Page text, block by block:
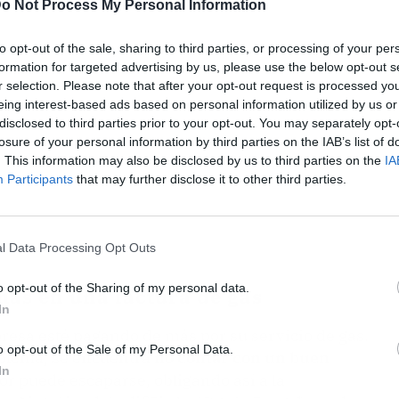
Not Process My Personal Information
opt-out of the sale, sharing to third parties, or processing of your
for targeted advertising by us, please use the below opt-out
selection. Please note that after your opt-out request is processed
interest-based ads based on personal information utilized by us
to third parties prior to your opt-out. You may separately
of your personal information by third parties on the IAB’s list of
This information may also be disclosed by us to third parties on the
Participants that may further disclose it to other third parties.
Data Processing Opt Outs
opt-out of the Sharing of my personal data.
opt-out of the Sale of my Personal Data.
en una factura de gas
esté pagando de más por su servicio de gas.
se encuentra no contar con un buen
puede escaparse, obligando así a la